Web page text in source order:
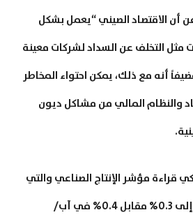
أن الاقتصاد الصيني “يعمل بشكل
مثل التخلف عن السداد لشركات معينة
أنه مع ذلك، يمكن احتواء المخاطر
والنظام المالي من مشاكل ديون
قراءة مؤشر الإنتاج الصناعي والتي
قد تعكس تباطؤ النمو إلى 0.3% مقابل 0.4% في آب/